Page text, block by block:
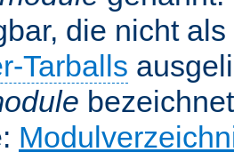
die nicht
Tarballs